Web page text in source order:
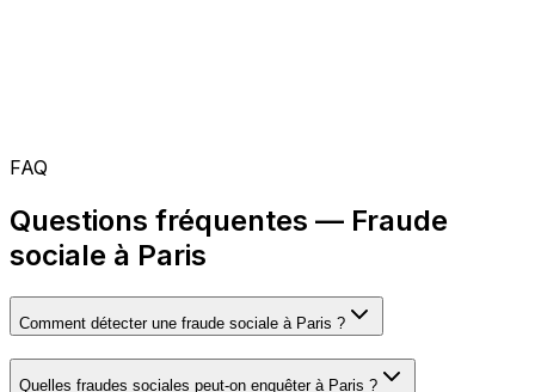
FAQ
Questions fréquentes — Fraude
sociale à Paris
Comment détecter une fraude sociale à Paris ?
Quelles fraudes sociales peut-on enquêter à Paris ?